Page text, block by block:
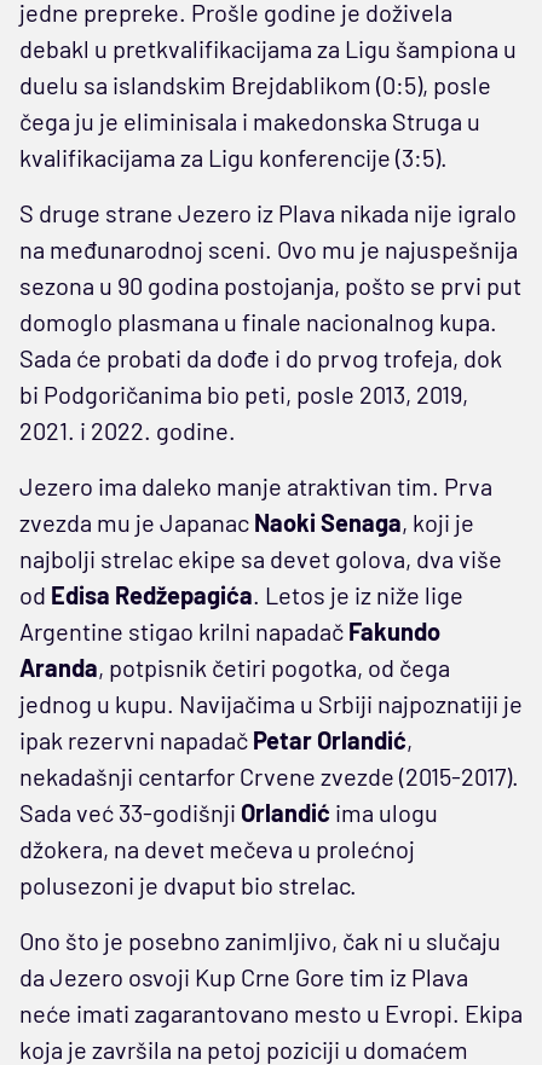
jedne prepreke. Prošle godine je doživela
debakl u pretkvalifikacijama za Ligu šampiona u
duelu sa islandskim Brejdablikom (0:5), posle
čega ju je eliminisala i makedonska Struga u
kvalifikacijama za Ligu konferencije (3:5).
S druge strane Jezero iz Plava nikada nije igralo
na međunarodnoj sceni. Ovo mu je najuspešnija
sezona u 90 godina postojanja, pošto se prvi put
domoglo plasmana u finale nacionalnog kupa.
Sada će probati da dođe i do prvog trofeja, dok
bi Podgoričanima bio peti, posle 2013, 2019,
2021. i 2022. godine.
Jezero ima daleko manje atraktivan tim. Prva
zvezda mu je Japanac Naoki Senaga, koji je
najbolji strelac ekipe sa devet golova, dva više
od Edisa Redžepagića. Letos je iz niže lige
Argentine stigao krilni napadač Fakundo
Aranda, potpisnik četiri pogotka, od čega
jednog u kupu. Navijačima u Srbiji najpoznatiji je
ipak rezervni napadač Petar Orlandić,
nekadašnji centarfor Crvene zvezde (2015-2017).
Sada već 33-godišnji Orlandić ima ulogu
džokera, na devet mečeva u prolećnoj
polusezoni je dvaput bio strelac.
Ono što je posebno zanimljivo, čak ni u slučaju
da Jezero osvoji Kup Crne Gore tim iz Plava
neće imati zagarantovano mesto u Evropi. Ekipa
koja je završila na petoj poziciji u domaćem